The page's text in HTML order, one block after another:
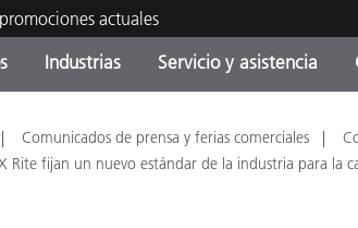
actuales
de Producto
Industrias
y Recubrimientos
OEM
Servicio y asistencia
y mantenimiento Contacte
Comunicados de prensa y ferias comerciales
fijan un nuevo estándar de la industria para la